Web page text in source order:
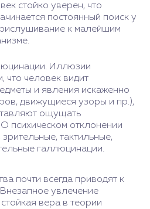
стойко уверен, что
постоянный поиск у
к малейшим
Иллюзии
что человек видит
и явления искаженно
движущиеся узоры и пр.),
ощущать
психическом отклонении
тактильные,
галлюцинации.
почти всегда приводят к
увлечение
вера в теории